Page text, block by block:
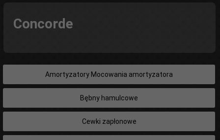
Concorde
Amortyzatory Mocowania amortyzatora
Bębny hamulcowe
Cewki zapłonowe